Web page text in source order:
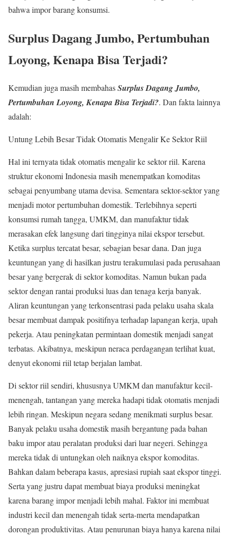
bahwa impor barang konsumsi.
Surplus Dagang Jumbo, Pertumbuhan
Loyong, Kenapa Bisa Terjadi?
Kemudian juga masih membahasSurplus Dagang Jumbo,
Pertumbuhan Loyong, Kenapa Bisa Terjadi?. Dan fakta lainnya
adalah:
Untung Lebih Besar Tidak Otomatis Mengalir Ke Sektor Riil
Hal ini ternyata tidak otomatis mengalir ke sektor riil. Karena
struktur ekonomi Indonesia masih menempatkan komoditas
sebagai penyumbang utama devisa. Sementara sektor-sektor yang
menjadi motor pertumbuhan domestik. Terlebihnya seperti
konsumsi rumah tangga, UMKM, dan manufaktur tidak
merasakan efek langsung dari tingginya nilai ekspor tersebut.
Ketika surplus tercatat besar, sebagian besar dana. Dan juga
keuntungan yang di hasilkan justru terakumulasi pada perusahaan
besar yang bergerak di sektor komoditas. Namun bukan pada
sektor dengan rantai produksi luas dan tenaga kerja banyak.
Aliran keuntungan yang terkonsentrasi pada pelaku usaha skala
besar membuat dampak positifnya terhadap lapangan kerja, upah
pekerja. Atau peningkatan permintaan domestik menjadi sangat
terbatas. Akibatnya, meskipun neraca perdagangan terlihat kuat,
denyut ekonomi riil tetap berjalan lambat.
Di sektor riil sendiri, khususnya UMKM dan manufaktur kecil-
menengah, tantangan yang mereka hadapi tidak otomatis menjadi
lebih ringan. Meskipun negara sedang menikmati surplus besar.
Banyak pelaku usaha domestik masih bergantung pada bahan
baku impor atau peralatan produksi dari luar negeri. Sehingga
mereka tidak di untungkan oleh naiknya ekspor komoditas.
Bahkan dalam beberapa kasus, apresiasi rupiah saat ekspor tinggi.
Serta yang justru dapat membuat biaya produksi meningkat
karena barang impor menjadi lebih mahal. Faktor ini membuat
industri kecil dan menengah tidak serta-merta mendapatkan
dorongan produktivitas. Atau penurunan biaya hanya karena nilai